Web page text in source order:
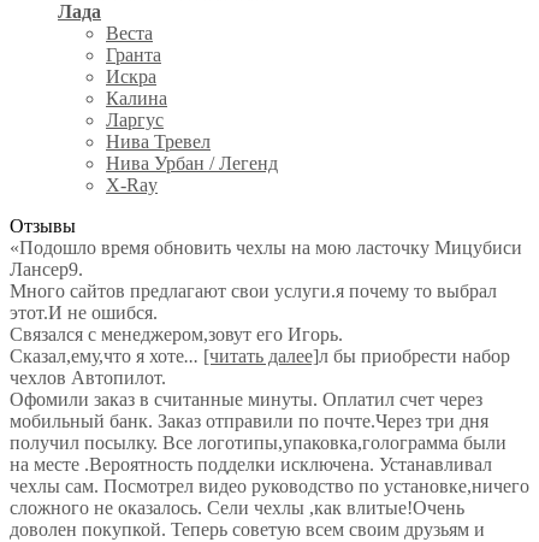
Лада
Веста
Гранта
Искра
Калина
Ларгус
Нива Тревел
Нива Урбан / Легенд
X-Ray
Отзывы
«Подошло время обновить чехлы на мою ласточку Мицубиси
Лансер9.
Много сайтов предлагают свои услуги.я почему то выбрал
этот.И не ошибся.
Связался с менеджером,зовут его Игорь.
Сказал,ему,что я хоте... [читать далее]л бы приобрести набор
чехлов Автопилот.
Офомили заказ в считанные минуты. Оплатил счет через
мобильный банк. Заказ отправили по почте.Через три дня
получил посылку. Все логотипы,упаковка,голограмма были
на месте .Вероятность подделки исключена. Устанавливал
чехлы сам. Посмотрел видео руководство по установке,ничего
сложного не оказалось. Сели чехлы ,как влитые!Очень
доволен покупкой. Теперь советую всем своим друзьям и